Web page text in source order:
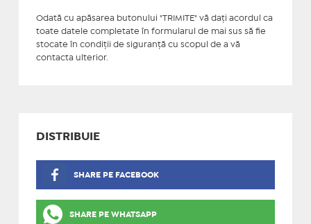
Odată cu apăsarea butonului "TRIMITE" vă daţi acordul ca
toate datele completate în formularul de mai sus să fie
stocate în condiţii de siguranţă cu scopul de a vă
contacta ulterior.
DISTRIBUIE
SHARE PE FACEBOOK
SHARE PE WHATSAPP